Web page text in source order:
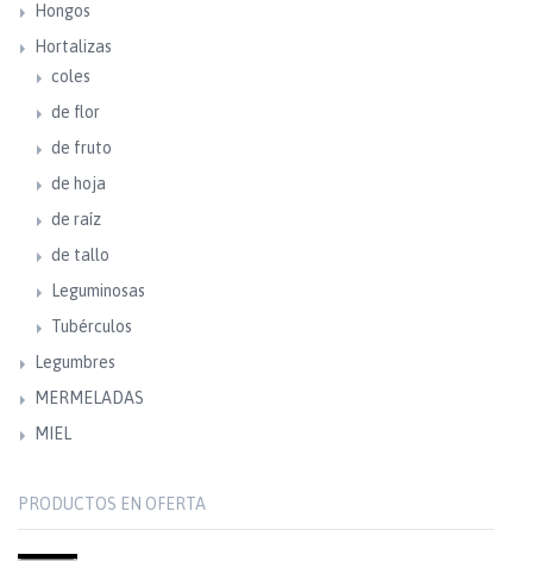
Hongos
Hortalizas
coles
de flor
de fruto
de hoja
de raíz
de tallo
Leguminosas
Tubérculos
Legumbres
MERMELADAS
MIEL
PRODUCTOS EN OFERTA